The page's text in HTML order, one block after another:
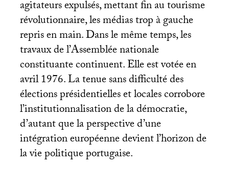
agitateurs expulsés, mettant fin au tourisme
révolutionnaire, les médias trop à gauche
repris en main. Dans le même temps, les
travaux de l’Assemblée nationale
constituante continuent. Elle est votée en
avril 1976. La tenue sans difficulté des
élections présidentielles et locales corrobore
l’institutionnalisation de la démocratie,
d’autant que la perspective d’une
intégration européenne devient l’horizon de
la vie politique portugaise.